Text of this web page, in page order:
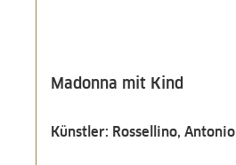
Madonna mit Kind
Künstler: Rossellino, Antonio